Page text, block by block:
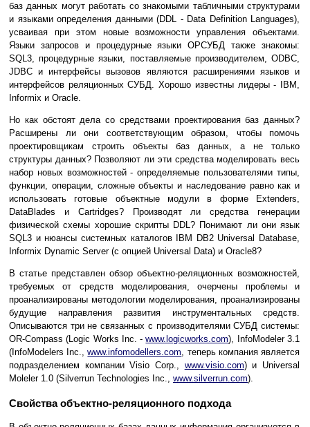
баз данных могут работать со знакомыми табличными структурами
и языками определения данными (DDL - Data Definition Languages),
усваивая при этом новые возможности управления объектами.
Языки запросов и процедурные языки ОРСУБД также знакомы:
SQL3, процедурные языки, поставляемые производителем, ODBC,
JDBC и интерфейсы вызовов являются расширениями языков и
интерфейсов реляционных СУБД. Хорошо известны лидеры - IBM,
Informix и Oracle.
Но как обстоят дела со средствами проектирования баз данных?
Расширены ли они соответствующим образом, чтобы помочь
проектировщикам строить объекты баз данных, а не только
структуры данных? Позволяют ли эти средства моделировать весь
набор новых возможностей - определяемые пользователями типы,
функции, операции, сложные объекты и наследование равно как и
использовать готовые объектные модули в форме Extenders,
DataBlades и Cartridges? Производят ли средства генерации
физической схемы хорошие скрипты DDL? Понимают ли они язык
SQL3 и нюансы системных каталогов IBM DB2 Universal Database,
Informix Dynamic Server (с опцией Universal Data) и Oracle8?
В статье представлен обзор объектно-реляционных возможностей,
требуемых от средств моделирования, очерчены проблемы и
проанализированы методологии моделирования, проанализированы
будущие направления развития инструментальных средств.
Описываются три не связанных с производителями СУБД системы:
OR-Compass (Logic Works Inc. -www.logicworks.com), InfoModeler 3.1
(InfoModelers Inc.,www.infomodellers.com, теперь компания является
подразделением компании Visio Corp., www.visio.com) и Universal
Moleler 1.0 (Silverrun Technologies Inc., www.silverrun.com).
Свойства объектно-реляционного подхода